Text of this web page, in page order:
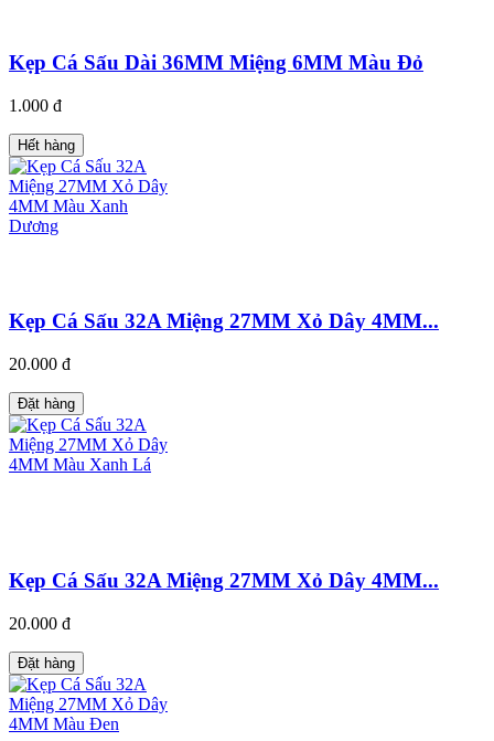
Kẹp Cá Sấu Dài 36MM Miệng 6MM Màu Đỏ
1.000 đ
Hết hàng
Kẹp Cá Sấu 32A Miệng 27MM Xỏ Dây 4MM...
20.000 đ
Đặt hàng
Kẹp Cá Sấu 32A Miệng 27MM Xỏ Dây 4MM...
20.000 đ
Đặt hàng